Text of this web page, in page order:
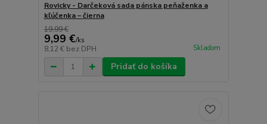
Rovicky - Darčeková sada pánska peňaženka a
kľúčenka – čierna
19,99 €
9,99 €/ks
8,12 € bez DPH Skladom
Pridať do košíka